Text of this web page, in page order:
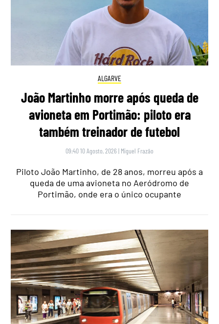
ALGARVE
João Martinho morre após queda de
avioneta em Portimão: piloto era
também treinador de futebol
09:40 10 Agosto, 2026 | Miguel Frazão
Piloto João Martinho, de 28 anos, morreu após a
queda de uma avioneta no Aeródromo de
Portimão, onde era o único ocupante